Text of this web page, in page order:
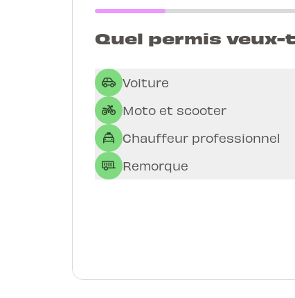
Quel permis
Voiture
Moto et scooter
Chauffeur professionnel
Remorque